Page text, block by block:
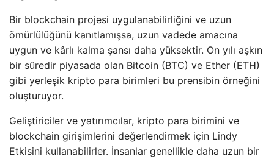
Bir blockchain projesi uygulanabilirliğini ve uzun
ömürlülüğünü kanıtlamışsa, uzun vadede amacına
uygun ve kârlı kalma şansı daha yüksektir. On yılı aşkın
bir süredir piyasada olan Bitcoin (BTC) ve Ether (ETH)
gibi yerleşik kripto para birimleri bu prensibin örneğini
oluşturuyor.
Geliştiriciler ve yatırımcılar, kripto para birimini ve
blockchain girişimlerini değerlendirmek için Lindy
Etkisini kullanabilirler. İnsanlar genellikle daha uzun bir